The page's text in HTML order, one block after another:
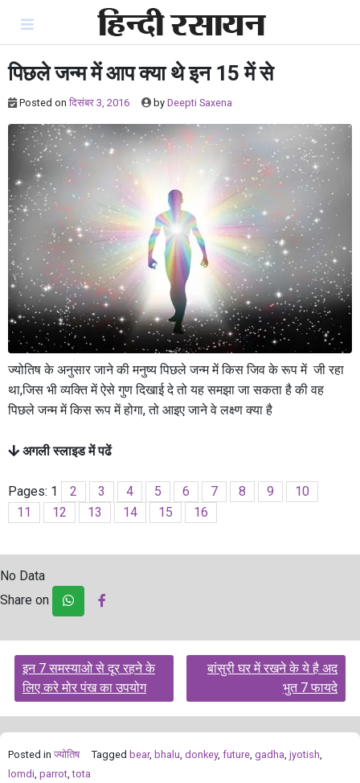
content
पिछले जन्म में आप क्या थे इन 15 में से
Posted on दिसंबर 3, 2016 by Deepti Saxena
ज्योतिष के अनुसार जाने की मनुष्य पिछले जन्म में किस जिव के रूप में जी रहा
था,जिस भी व्यक्ति में ऐसे गुण दिखाई दे तो यह समझा जा सकता है की वह
पिछले जन्म में किस रूप में होगा, तो आइए जाने वे लक्ष्ण क्या है
अगली स्लाइड में पढें
Pages: 1 2 3 4 5 6 7 8 9
10
11
12 13 14 15 16
No Data
Share on
Post
navigation
इन 7 समस्याओ से दूर रहने के
लिए करे मोर पंख का उपयोग
बांसुरी घर में रखने के ये है अद
भुत 7 फायदे
Posted in ज्योतिष Tagged bear, bhalu donkey, future gadha jyotish
lomdi parrot ,tota